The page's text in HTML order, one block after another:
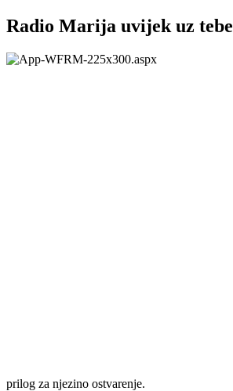
Radio Marija uvijek uz tebe
prilog za njezino ostvarenje.